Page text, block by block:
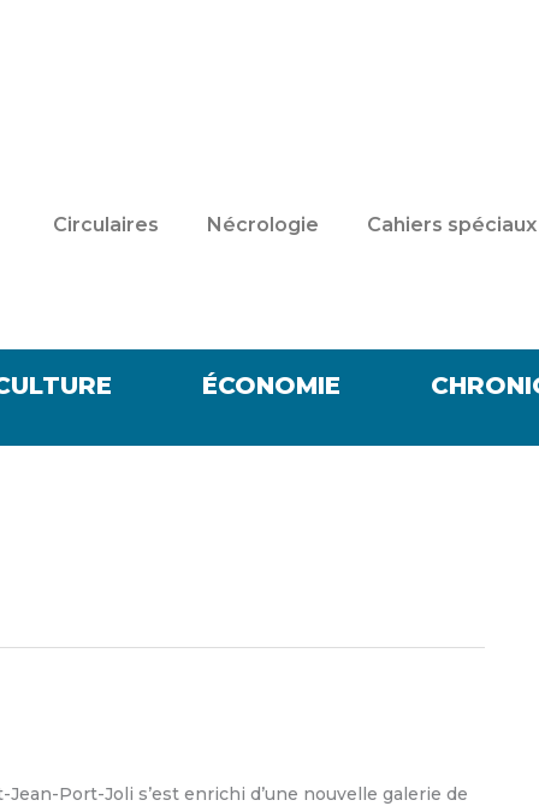
Circulaires Nécrologie Cahiers spéciaux
ÉCONOMIE
Port-Joli s’est enrichi d’une nouvelle galerie de